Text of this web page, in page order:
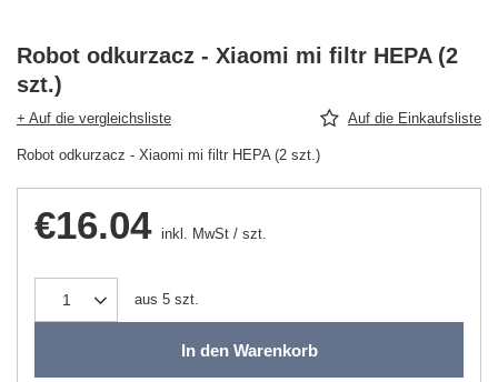
Robot odkurzacz - Xiaomi mi filtr HEPA (2
szt.)
+ Auf die vergleichsliste Auf die Einkaufsliste
Robot odkurzacz - Xiaomi mi filtr HEPA (2 szt.)
€16.04 inkl. MwSt / szt.
aus 5 szt.
In den Warenkorb